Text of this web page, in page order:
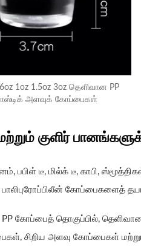
1oz 1.5oz 3oz தெளிவான PP
அளவுக் கோப்பைகள்
குளிர்
பபிள் டீ, மில்க் டீ, காபி,
கோப்பைகளைத்
கோப்பைத் தொகுப்பில்,
சிறிய அளவு கோப்பைகள்